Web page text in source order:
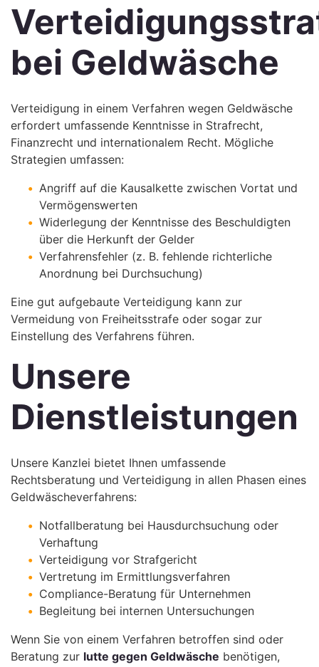
bei Geldwäsche
Verteidigung in einem Verfahren wegen Geldwäsche
erfordert umfassende Kenntnisse in Strafrecht,
Finanzrecht und internationalem Recht. Mögliche
Strategien umfassen:
Angriff auf die Kausalkette zwischen Vortat und
Vermögenswerten
Widerlegung der Kenntnisse des Beschuldigten
über die Herkunft der Gelder
Verfahrensfehler (z. B. fehlende richterliche
Anordnung bei Durchsuchung)
Eine gut aufgebaute Verteidigung kann zur
Vermeidung von Freiheitsstrafe oder sogar zur
Einstellung des Verfahrens führen.
Unsere
Dienstleistungen
Unsere Kanzlei bietet Ihnen umfassende
Rechtsberatung und Verteidigung in allen Phasen eines
Geldwäscheverfahrens:
Notfallberatung bei Hausdurchsuchung oder
Verhaftung
Verteidigung vor Strafgericht
Vertretung im Ermittlungsverfahren
Compliance-Beratung für Unternehmen
Begleitung bei internen Untersuchungen
Wenn Sie von einem Verfahren betroffen sind oder
Beratung zur lutte gegen Geldwäsche benötigen,